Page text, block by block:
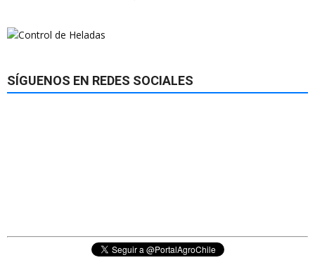
SÍGUENOS EN REDES SOCIALES